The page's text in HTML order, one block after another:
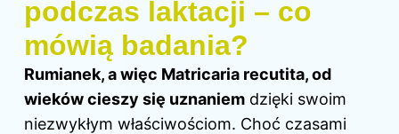
podczas laktacji – co
mówią badania?
Rumianek, a więc Matricaria recutita, od
wieków cieszy się uznaniem dzięki swoim
niezwykłym właściwościom. Choć czasami